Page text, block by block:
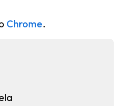
Chrome.